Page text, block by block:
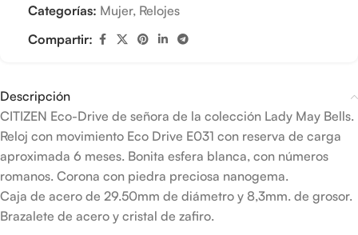
Categorías: Mujer, Relojes
Compartir:
Descripción
CITIZEN Eco-Drive de señora de la colección Lady May Bells.
Reloj con movimiento Eco Drive E031 con reserva de carga
aproximada 6 meses. Bonita esfera blanca, con números
romanos. Corona con piedra preciosa nanogema.
Caja de acero de 29.50mm de diámetro y 8,3mm. de grosor.
Brazalete de acero y cristal de zafiro.